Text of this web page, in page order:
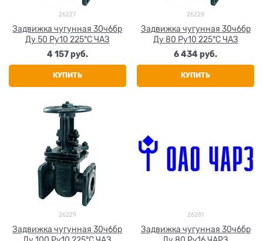
26227
Задвижка чугунная 30ч6бр
Ду 50 Ру10 225°C ЧАЗ
4 157 руб.
КУПИТЬ
26228
Задвижка чугунная 30ч6бр
Ду 80 Ру10 225°C ЧАЗ
6 434 руб.
КУПИТЬ
26229
Задвижка чугунная 30ч6бр
26281
Задвижка чугунная 30ч6бр